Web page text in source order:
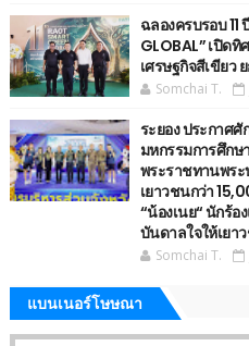
ฉลองครบรอบ 11
GLOBAL” เปิด
เศรษฐกิจสีเขียว
Somchai T.
ระยอง ประกาศศั
มหกรรมการศึก
พระราชทานพระ
เยาวชนกว่า
“น้องเนย“ นักร้
บันดาลใจให้เยา
Somchai T.
แบนเนอร์โษษณา